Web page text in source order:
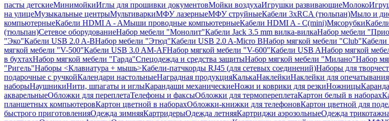
пасты детскиеМинимойкиИглы для прошивки документовМойки воздухаИгрушки развивающиеМолоко
на улицеМузыкальные центрыМультиваркиМФУ лазерныеМФУ струйныеКабели 3xRCA (тюльпан)Мыло и
компьютерныеКабели HDMI A - AМыши проводные компьютерныеКабели HDMI A - C(mini)Мясорубки
(тюльпан)Сетевое оборудованиеНабор мебели "Монолит"Кабели Jack 3.5 mm вилка-вилкаНабор мебели
"Эко"Кабели USB 2.0 A-BНабор мебели "Этюд"Кабели USB 2.0 A-Micro BНабор мягкой мебели "Club"
мягкой мебели "V-500"Кабели USB 3.0 AM-AFНабор мягкой мебели "V-600"Кабели USB AНабор мягкой
в бухтахНабор мягкой мебели "Гарда"Спецодежда и средства защитыНабор мягкой мебели "Милано"Набор
"Ригель"Наборы <Клавиатура + мышь>Кабели-патчкорды RJ45 (для сетевых соединений)Наборы для
подарочные с ручкойКалендари настольныеНаградная продукцияКалькаНаклейкиНаклейки для
наборыНаушникиНити, шпагаты и иглыКарандаши механическиеНожи и коврики для резкиНожницы
акварельныеОбложки для переплетаТелефоны и факсыОбложки для термопереплетаКартон белый в наборах
планшетных компьютеровКартон цветной в наборахОбложки-книжки для телефоновКартон цветной для
быстрого приготовленияОдежда зимняяКартридерыОдежда летняяКартриджи аэрозольныеОдежда